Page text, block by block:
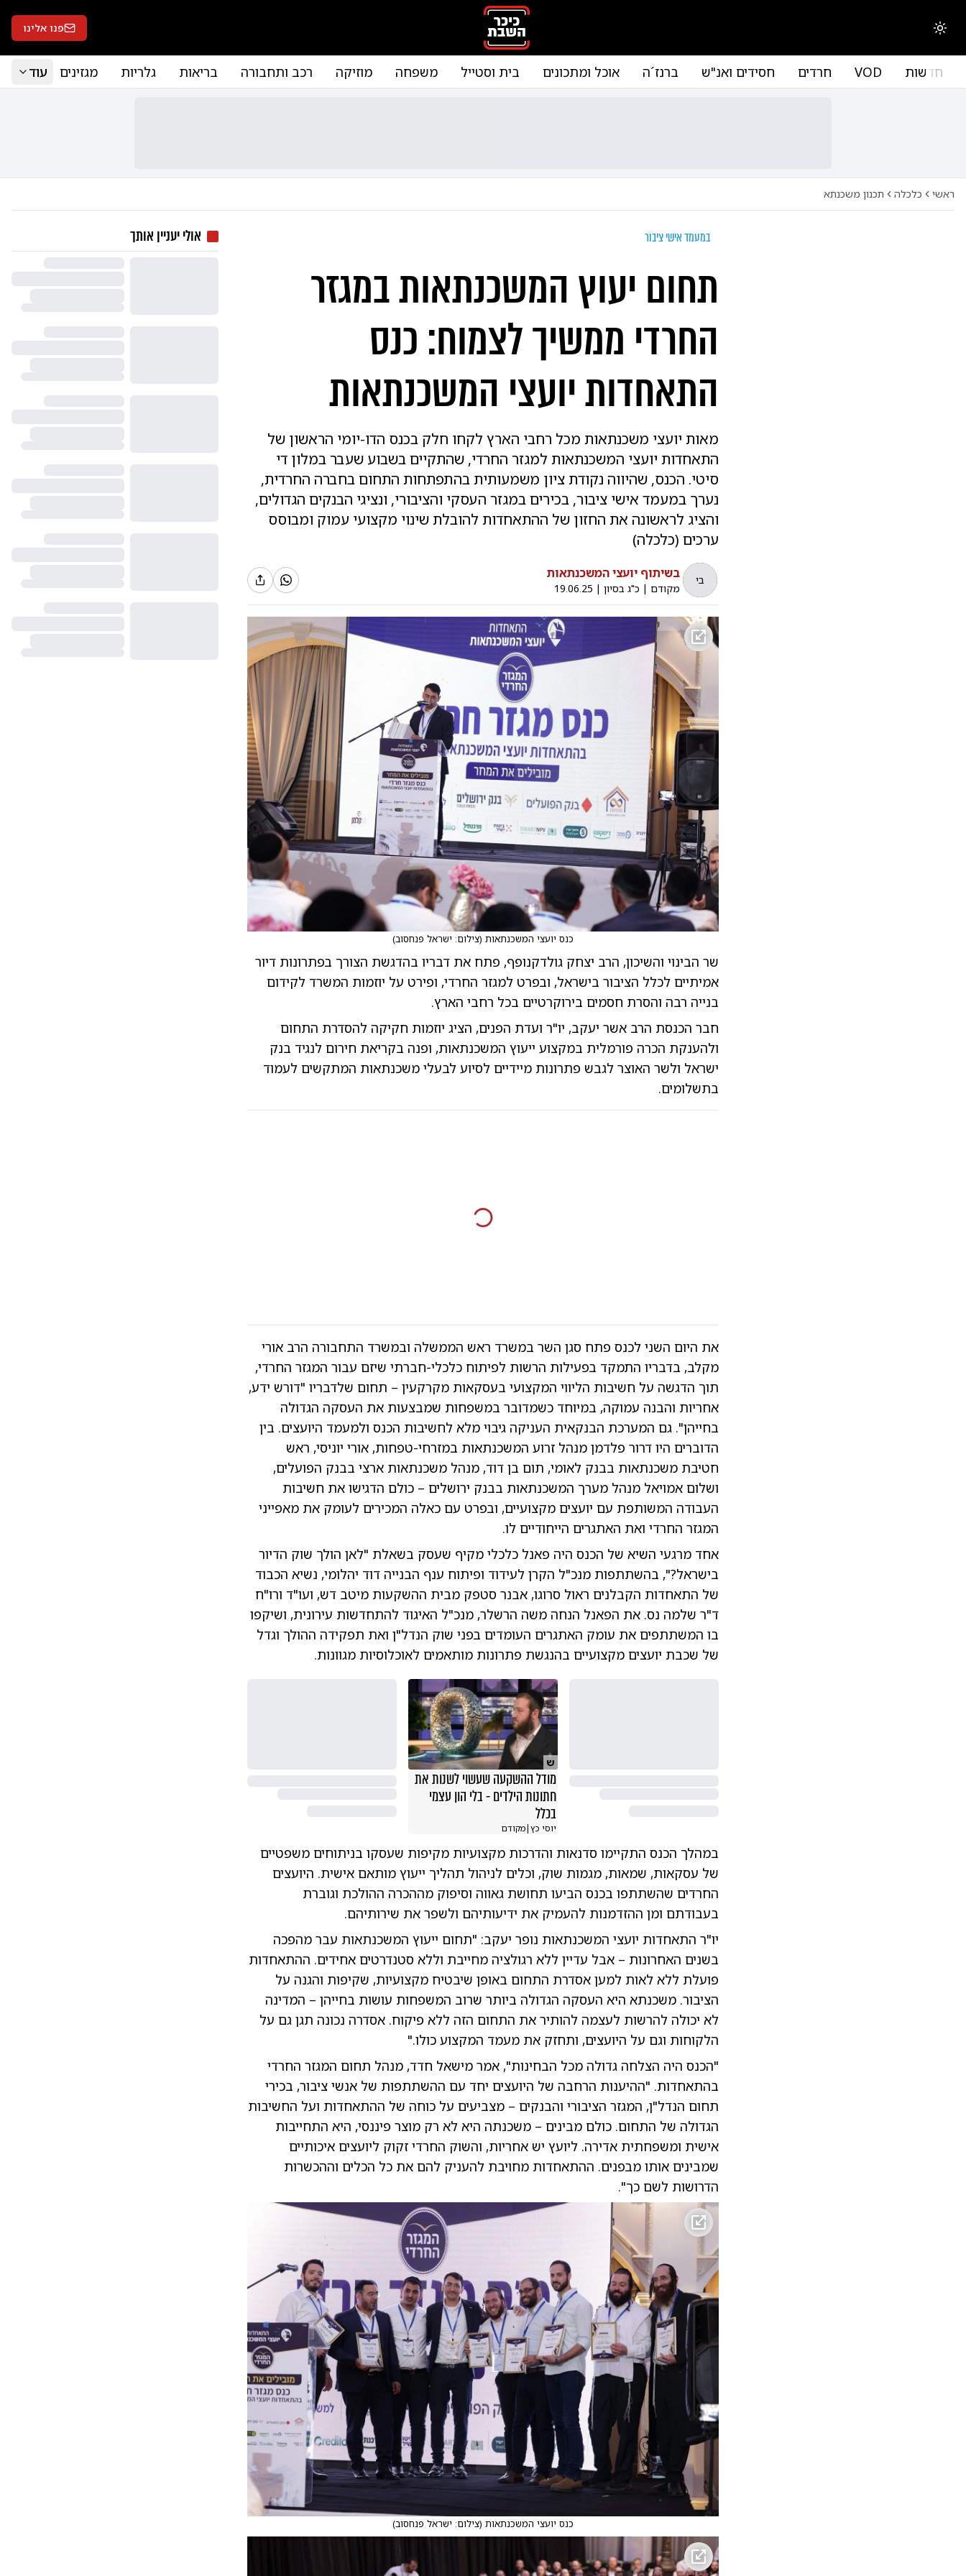
החלפת מצב תצוגה פנו אלינו
חדשות VOD חרדים חסידים ואנ"ש ברנז´ה אוכל ומתכונים בית וסטייל משפחה מוזיקה רכב ותחבורה בריאות גלריות מגזינים עוד
ראשי כלכלה תכנון משכנתא
במעמד אישי ציבור
תחום יעוץ המשכנתאות במגזר
החרדי ממשיך לצמוח: כנס
התאחדות יועצי המשכנתאות
מאות יועצי משכנתאות מכל רחבי הארץ לקחו חלק בכנס הדו-יומי הראשון של
התאחדות יועצי המשכנתאות למגזר החרדי, שהתקיים בשבוע שעבר במלון די
סיטי. הכנס, שהיווה נקודת ציון משמעותית בהתפתחות התחום בחברה החרדית,
נערך במעמד אישי ציבור, בכירים במגזר העסקי והציבורי, ונציגי הבנקים הגדולים,
והציג לראשונה את החזון של ההתאחדות להובלת שינוי מקצועי עמוק ומבוסס
ערכים (כלכלה)
בי בשיתוף יועצי המשכנתאות
מקודם | כ"ג בסיון |
19.06.25
כנס יועצי המשכנתאות (צילום: ישראל פנחסוב)
שר הבינוי והשיכון, הרב יצחק גולדקנופף, פתח את דבריו בהדגשת הצורך בפתרונות דיור
אמיתיים לכלל הציבור בישראל, ובפרט למגזר החרדי, ופירט על יוזמות המשרד לקידום
בנייה רבה והסרת חסמים בירוקרטיים בכל רחבי הארץ.
חבר הכנסת הרב אשר יעקב, יו"ר ועדת הפנים, הציג יוזמות חקיקה להסדרת התחום
ולהענקת הכרה פורמלית במקצוע ייעוץ המשכנתאות, ופנה בקריאת חירום לנגיד בנק
ישראל ולשר האוצר לגבש פתרונות מיידיים לסיוע לבעלי משכנתאות המתקשים לעמוד
בתשלומים.
את היום השני לכנס פתח סגן השר במשרד ראש הממשלה ובמשרד התחבורה הרב אורי
מקלב, בדבריו התמקד בפעילות הרשות לפיתוח כלכלי-חברתי שיזם עבור המגזר החרדי,
תוך הדגשה על חשיבות הליווי המקצועי בעסקאות מקרקעין – תחום שלדבריו "דורש ידע,
אחריות והבנה עמוקה, במיוחד כשמדובר במשפחות שמבצעות את העסקה הגדולה
בחייהן". גם המערכת הבנקאית העניקה גיבוי מלא לחשיבות הכנס ולמעמד היועצים. בין
הדוברים היו דרור פלדמן מנהל זרוע המשכנתאות במזרחי-טפחות, אורי יוניסי, ראש
חטיבת משכנתאות בבנק לאומי, תום בן דוד, מנהל משכנתאות ארצי בבנק הפועלים,
ושלום אמויאל מנהל מערך המשכנתאות בבנק ירושלים – כולם הדגישו את חשיבות
העבודה המשותפת עם יועצים מקצועיים, ובפרט עם כאלה המכירים לעומק את מאפייני
המגזר החרדי ואת האתגרים הייחודיים לו.
אחד מרגעי השיא של הכנס היה פאנל כלכלי מקיף שעסק בשאלת "לאן הולך שוק הדיור
בישראל?", בהשתתפות מנכ"ל הקרן לעידוד ופיתוח ענף הבנייה דוד יהלומי, נשיא הכבוד
של התאחדות הקבלנים ראול סרוגו, אבנר סטפק מבית ההשקעות מיטב דש, ועו"ד ורו"ח
ד"ר שלמה נס. את הפאנל הנחה משה הרשלר, מנכ"ל האיגוד להתחדשות עירונית, ושיקפו
בו המשתתפים את עומק האתגרים העומדים בפני שוק הנדל"ן ואת תפקידה ההולך וגדל
של שכבת יועצים מקצועיים בהנגשת פתרונות מותאמים לאוכלוסיות מגוונות.
ש
מודל ההשקעה שעשוי לשנות את
חתונות הילדים - בלי הון עצמי
בכלל
יוסי כץ|מקודם
במהלך הכנס התקיימו סדנאות והדרכות מקצועיות מקיפות שעסקו בניתוחים משפטיים
של עסקאות, שמאות, מגמות שוק, וכלים לניהול תהליך ייעוץ מותאם אישית. היועצים
החרדים שהשתתפו בכנס הביעו תחושת גאווה וסיפוק מההכרה ההולכת וגוברת
בעבודתם ומן ההזדמנות להעמיק את ידיעותיהם ולשפר את שירותיהם.
יו"ר התאחדות יועצי המשכנתאות נופר יעקב: "תחום ייעוץ המשכנתאות עבר מהפכה
בשנים האחרונות – אבל עדיין ללא רגולציה מחייבת וללא סטנדרטים אחידים. ההתאחדות
פועלת ללא לאות למען אסדרת התחום באופן שיבטיח מקצועיות, שקיפות והגנה על
הציבור. משכנתא היא העסקה הגדולה ביותר שרוב המשפחות עושות בחייהן – המדינה
לא יכולה להרשות לעצמה להותיר את התחום הזה ללא פיקוח. אסדרה נכונה תגן גם על
הלקוחות וגם על היועצים, ותחזק את מעמד המקצוע כולו."
"הכנס היה הצלחה גדולה מכל הבחינות", אמר מישאל חדד, מנהל תחום המגזר החרדי
בהתאחדות. "ההיענות הרחבה של היועצים יחד עם ההשתתפות של אנשי ציבור, בכירי
תחום הנדל"ן, המגזר הציבורי והבנקים – מצביעים על כוחה של ההתאחדות ועל החשיבות
הגדולה של התחום. כולם מבינים – משכנתה היא לא רק מוצר פיננסי, היא התחייבות
אישית ומשפחתית אדירה. ליועץ יש אחריות, והשוק החרדי זקוק ליועצים איכותיים
שמבינים אותו מבפנים. ההתאחדות מחויבת להעניק להם את כל הכלים וההכשרות
הדרושות לשם כך".
כנס יועצי המשכנתאות (צילום: ישראל פנחסוב)
אולי יעניין אותך